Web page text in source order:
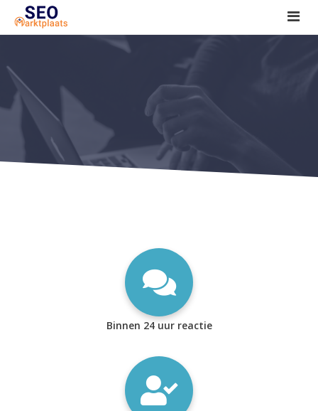
SEO tools reviews
Marketeer bij jou in de buurt?
Offerte
1. Seo voor beginners +
2. Onderzoeken +
Binnen 24 uur reactie